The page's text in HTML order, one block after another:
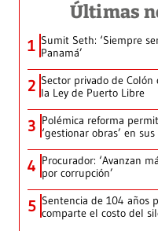
Últimas
1 Sumit Seth: ‘Siempre
Panamá’
2 Sector privado de
la Ley de Puerto Libre
3 Polémica reforma
‘gestionar obras’ en
4 Procurador: ‘Avanzan
por corrupción’
5 Sentencia de 104 años
comparte el costo del